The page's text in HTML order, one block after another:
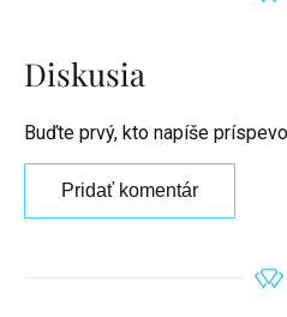
Diskusia
Buďte prvý, kto napíše
Pridať komentár